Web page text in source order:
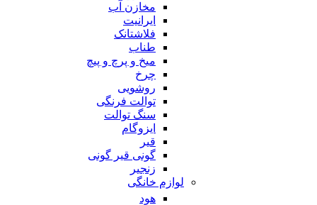
مخازن آب
ایرانیت
فلاشتانک
طناب
میخ و پرچ و پیچ
چرخ
روشویی
توالت فرنگی
سنگ توالت
ایزوگام
قیر
گونی قیر گونی
زنجیر
لوازم خانگی
هود